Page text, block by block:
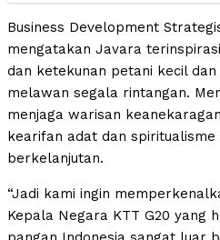
Business Development
mengatakan Javara
dan ketekunan petani kecil
melawan segala rintangan.
menjaga warisan
kearifan adat dan
berkelanjutan.
“Jadi kami ingin
Kepala Negara KTT G20 yang